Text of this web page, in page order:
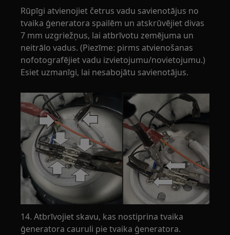
Rūpīgi atvienojiet četrus vadu savienotājus no
tvaika ģeneratora spailēm un atskrūvējiet divas
7 mm uzgriežņus, lai atbrīvotu zemējuma un
neitrālo vadus. (Piezīme: pirms atvienošanas
nofotografējiet vadu izvietojumu/novietojumu.)
Esiet uzmanīgi, lai nesabojātu savienotājus.
14. Atbrīvojiet skavu, kas nostiprina tvaika
ģeneratora cauruli pie tvaika ģeneratora.